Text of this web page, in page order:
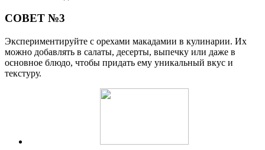
СОВЕТ №3
Экспериментируйте с орехами макадамии в кулинарии. Их
можно добавлять в салаты, десерты, выпечку или даже в
основное блюдо, чтобы придать ему уникальный вкус и
текстуру.